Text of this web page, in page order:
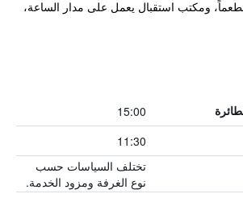
ومكتب استقبال يعمل على مدار الساعة،
15:00
11:30
تختلف السياسات حسب
نوع الغرفة ومزود الخدمة.